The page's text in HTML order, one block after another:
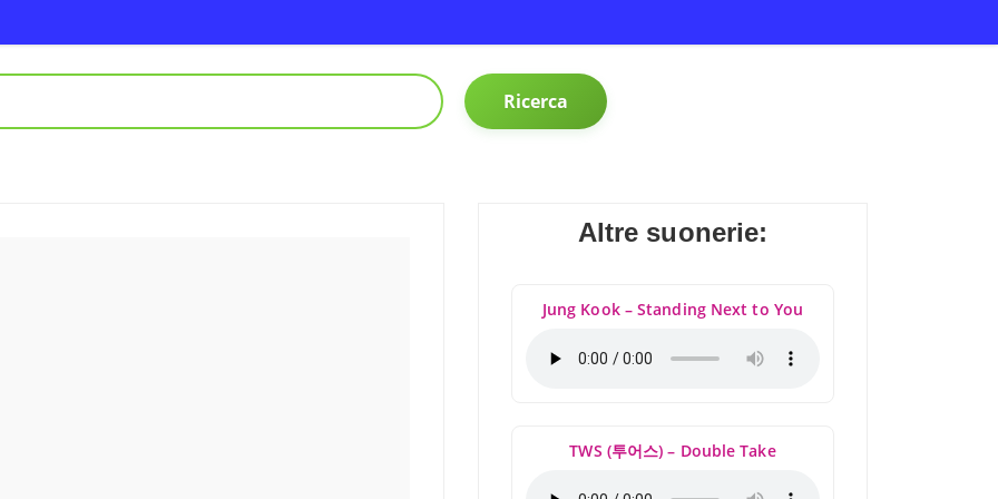
Ricerca
Altre suonerie:
Jung Kook – Standing Next to You
TWS (투어스) – Double Take